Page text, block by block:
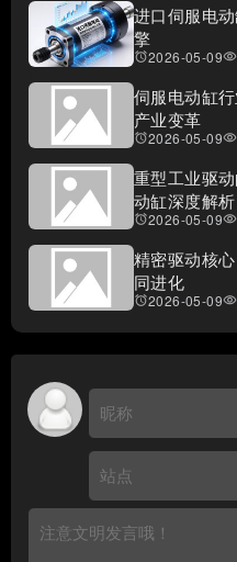
进口伺服电
擎
access_alarms2026-05-09visibility
伺服电动缸
产业变革
access_alarms2026-05-09visibility
重型工业驱
动缸深度解析
access_alarms2026-05-09visibility
精密驱动核
同进化
access_alarms2026-05-09visibility